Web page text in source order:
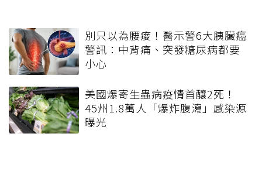
別只以為腰痠！醫示警6大胰臟癌
警訊：中背痛、突發糖尿病都要
小心
美國爆寄生蟲病疫情首釀2死！
45州1.8萬人「爆炸腹瀉」感染源
曝光